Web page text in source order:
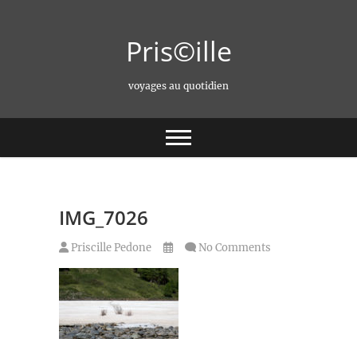
Pris©ille
voyages au quotidien
IMG_7026
Priscille Pedone No Comments